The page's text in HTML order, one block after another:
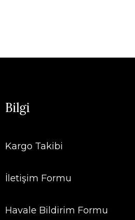
Bilgi
Kargo Takibi
İletişim Formu
Havale Bildirim Formu